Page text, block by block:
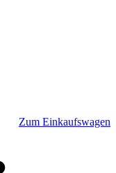
Zum Einkaufswagen